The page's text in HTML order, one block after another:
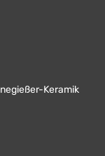
Keramik